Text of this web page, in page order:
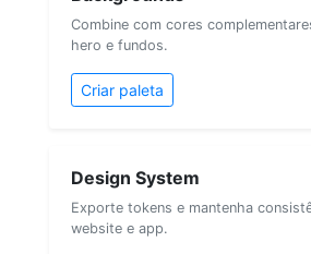
Combine com cores
hero e fundos.
Criar paleta
Design System
Exporte tokens e mantenha
website e app.